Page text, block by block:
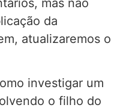
mas não
da
atualizaremos o
investigar um
o filho do